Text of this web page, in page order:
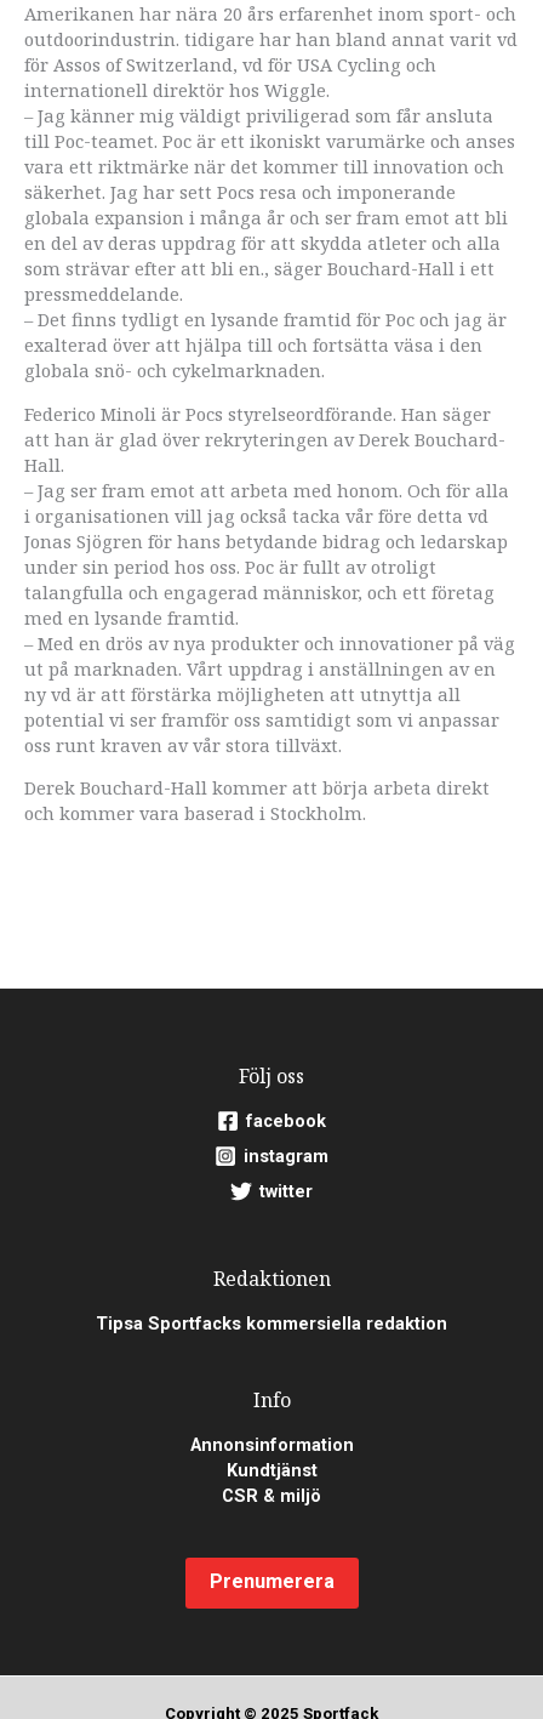
Amerikanen har nära 20 års erfarenhet inom sport- och
outdoorindustrin. tidigare har han bland annat varit vd
för Assos of Switzerland, vd för USA Cycling och
internationell direktör hos Wiggle.
– Jag känner mig väldigt priviligerad som får ansluta
till Poc-teamet. Poc är ett ikoniskt varumärke och anses
vara ett riktmärke när det kommer till innovation och
säkerhet. Jag har sett Pocs resa och imponerande
globala expansion i många år och ser fram emot att bli
en del av deras uppdrag för att skydda atleter och alla
som strävar efter att bli en., säger Bouchard-Hall i ett
pressmeddelande.
– Det finns tydligt en lysande framtid för Poc och jag är
exalterad över att hjälpa till och fortsätta väsa i den
globala snö- och cykelmarknaden.
Federico Minoli är Pocs styrelseordförande. Han säger
att han är glad över rekryteringen av Derek Bouchard-
Hall.
– Jag ser fram emot att arbeta med honom. Och för alla
i organisationen vill jag också tacka vår före detta vd
Jonas Sjögren för hans betydande bidrag och ledarskap
under sin period hos oss. Poc är fullt av otroligt
talangfulla och engagerad människor, och ett företag
med en lysande framtid.
– Med en drös av nya produkter och innovationer på väg
ut på marknaden. Vårt uppdrag i anställningen av en
ny vd är att förstärka möjligheten att utnyttja all
potential vi ser framför oss samtidigt som vi anpassar
oss runt kraven av vår stora tillväxt.
Derek Bouchard-Hall kommer att börja arbeta direkt
och kommer vara baserad i Stockholm.
Följ oss
facebook
instagram
twitter
Redaktionen
Tipsa Sportfacks kommersiella redaktion
Info
Annonsinformation
Kundtjänst
CSR & miljö
Prenumerera
Copyright © 2025 Sportfack